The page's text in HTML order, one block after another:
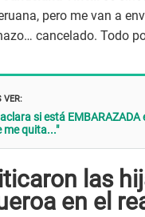
pero me van a
cancelado. Todo
VER:
si está EMBARAZADA
me quita..."
las
en el